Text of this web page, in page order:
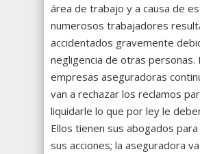
área de trabajo y a causa de
numerosos trabajadores
accidentados gravemente
negligencia de otras personas.
empresas aseguradoras
van a rechazar los reclamos
liquidarle lo que por ley le
Ellos tienen sus abogados
sus acciones; la aseguradora